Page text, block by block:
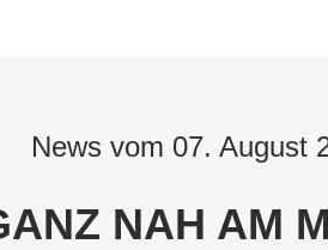
News vom 07. August
NAH AM